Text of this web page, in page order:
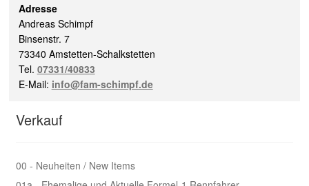
Adresse
Andreas Schimpf
Binsenstr. 7
73340 Amstetten-Schalkstetten
Tel. 07331/40833
E-Mail: info@fam-schimpf.de
Verkauf
00 - Neuheiten / New Items